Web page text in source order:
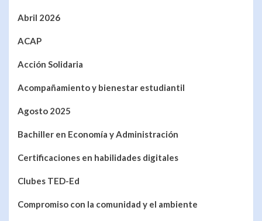
Abril 2026
ACAP
Acción Solidaria
Acompañamiento y bienestar estudiantil
Agosto 2025
Bachiller en Economía y Administración
Certificaciones en habilidades digitales
Clubes TED-Ed
Compromiso con la comunidad y el ambiente